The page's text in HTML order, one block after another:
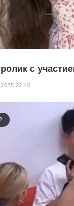
с
22:40